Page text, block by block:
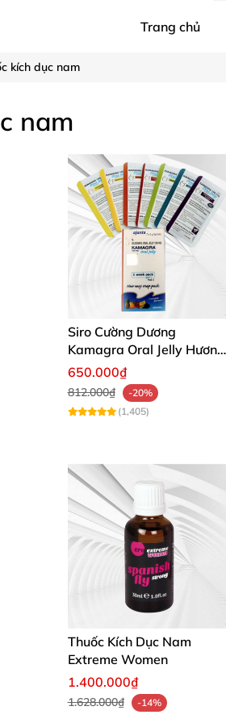
Trang chủ
kích dục nam
nam
Siro Cường Dương
Kamagra Oral Jelly Hương
Trái Cây Một Hộp 7 Gói
100g
650.000₫
812.000₫
-20%
(1,405)
Thuốc Kích Dục Nam
Extreme Women
1.400.000₫
1.628.000₫ -14%